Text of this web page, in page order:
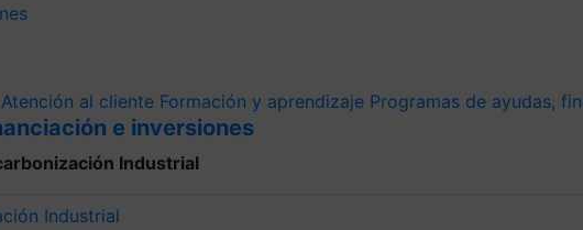
Atención al cliente Formación y aprendizaje Programas de ayudas,
e inversiones
Industrial
Industrial